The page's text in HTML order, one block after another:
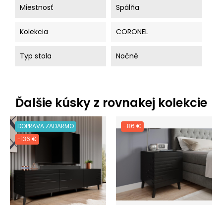
Miestnosť Spálňa
Kolekcia CORONEL
Typ stola Nočné
Ďalšie kúsky z rovnakej kolekcie
DOPRAVA ZADARMO
-136 €
-86 €